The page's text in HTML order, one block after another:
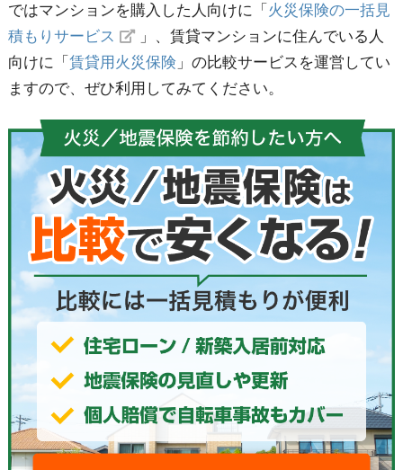
ではマンションを購入した人向けに「火災保険の一括見
積もりサービス
」、賃貸マンションに住んでいる人
向けに「賃貸用火災保険 」の比較サービスを運営してい
ますので、ぜひ利用してみてください。